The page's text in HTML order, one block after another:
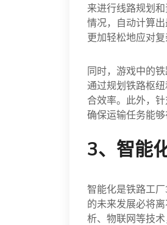
来进行线路规划
情况，自动计算
更加轻松地应对复
同时，游戏中的
通过规划铁路枢
合效率。此外，
确保运输任务能够
3、智能
智能化是铁路工
的未来发展必将
析、物联网等技